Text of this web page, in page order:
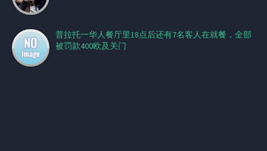
普拉托一华人餐厅里18点后还有7名客人在就餐，全部
被罚款400欧及关门